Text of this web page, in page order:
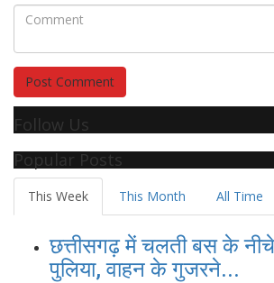
Post Comment
Follow Us
Popular Posts
This Week This Month All Time
छत्तीसगढ़ में चलती बस के
पुलिया, वाहन के गुजरने...